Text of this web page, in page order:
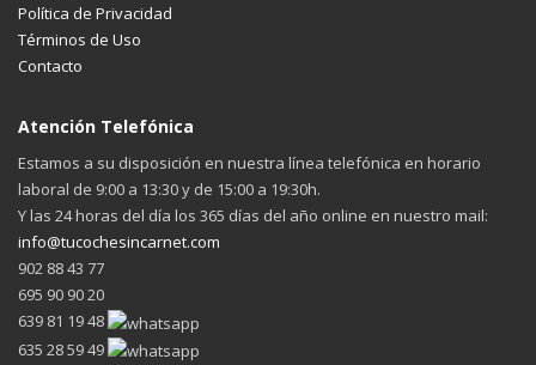
Política de Privacidad
Términos de Uso
Contacto
Atención Telefónica
Estamos a su disposición en nuestra línea telefónica en horario
laboral de 9:00 a 13:30 y de 15:00 a 19:30h.
Y las 24 horas del día los 365 días del año online en nuestro mail:
info@tucochesincarnet.com
902 88 43 77
695 90 90 20
639 81 19 48
635 28 59 49